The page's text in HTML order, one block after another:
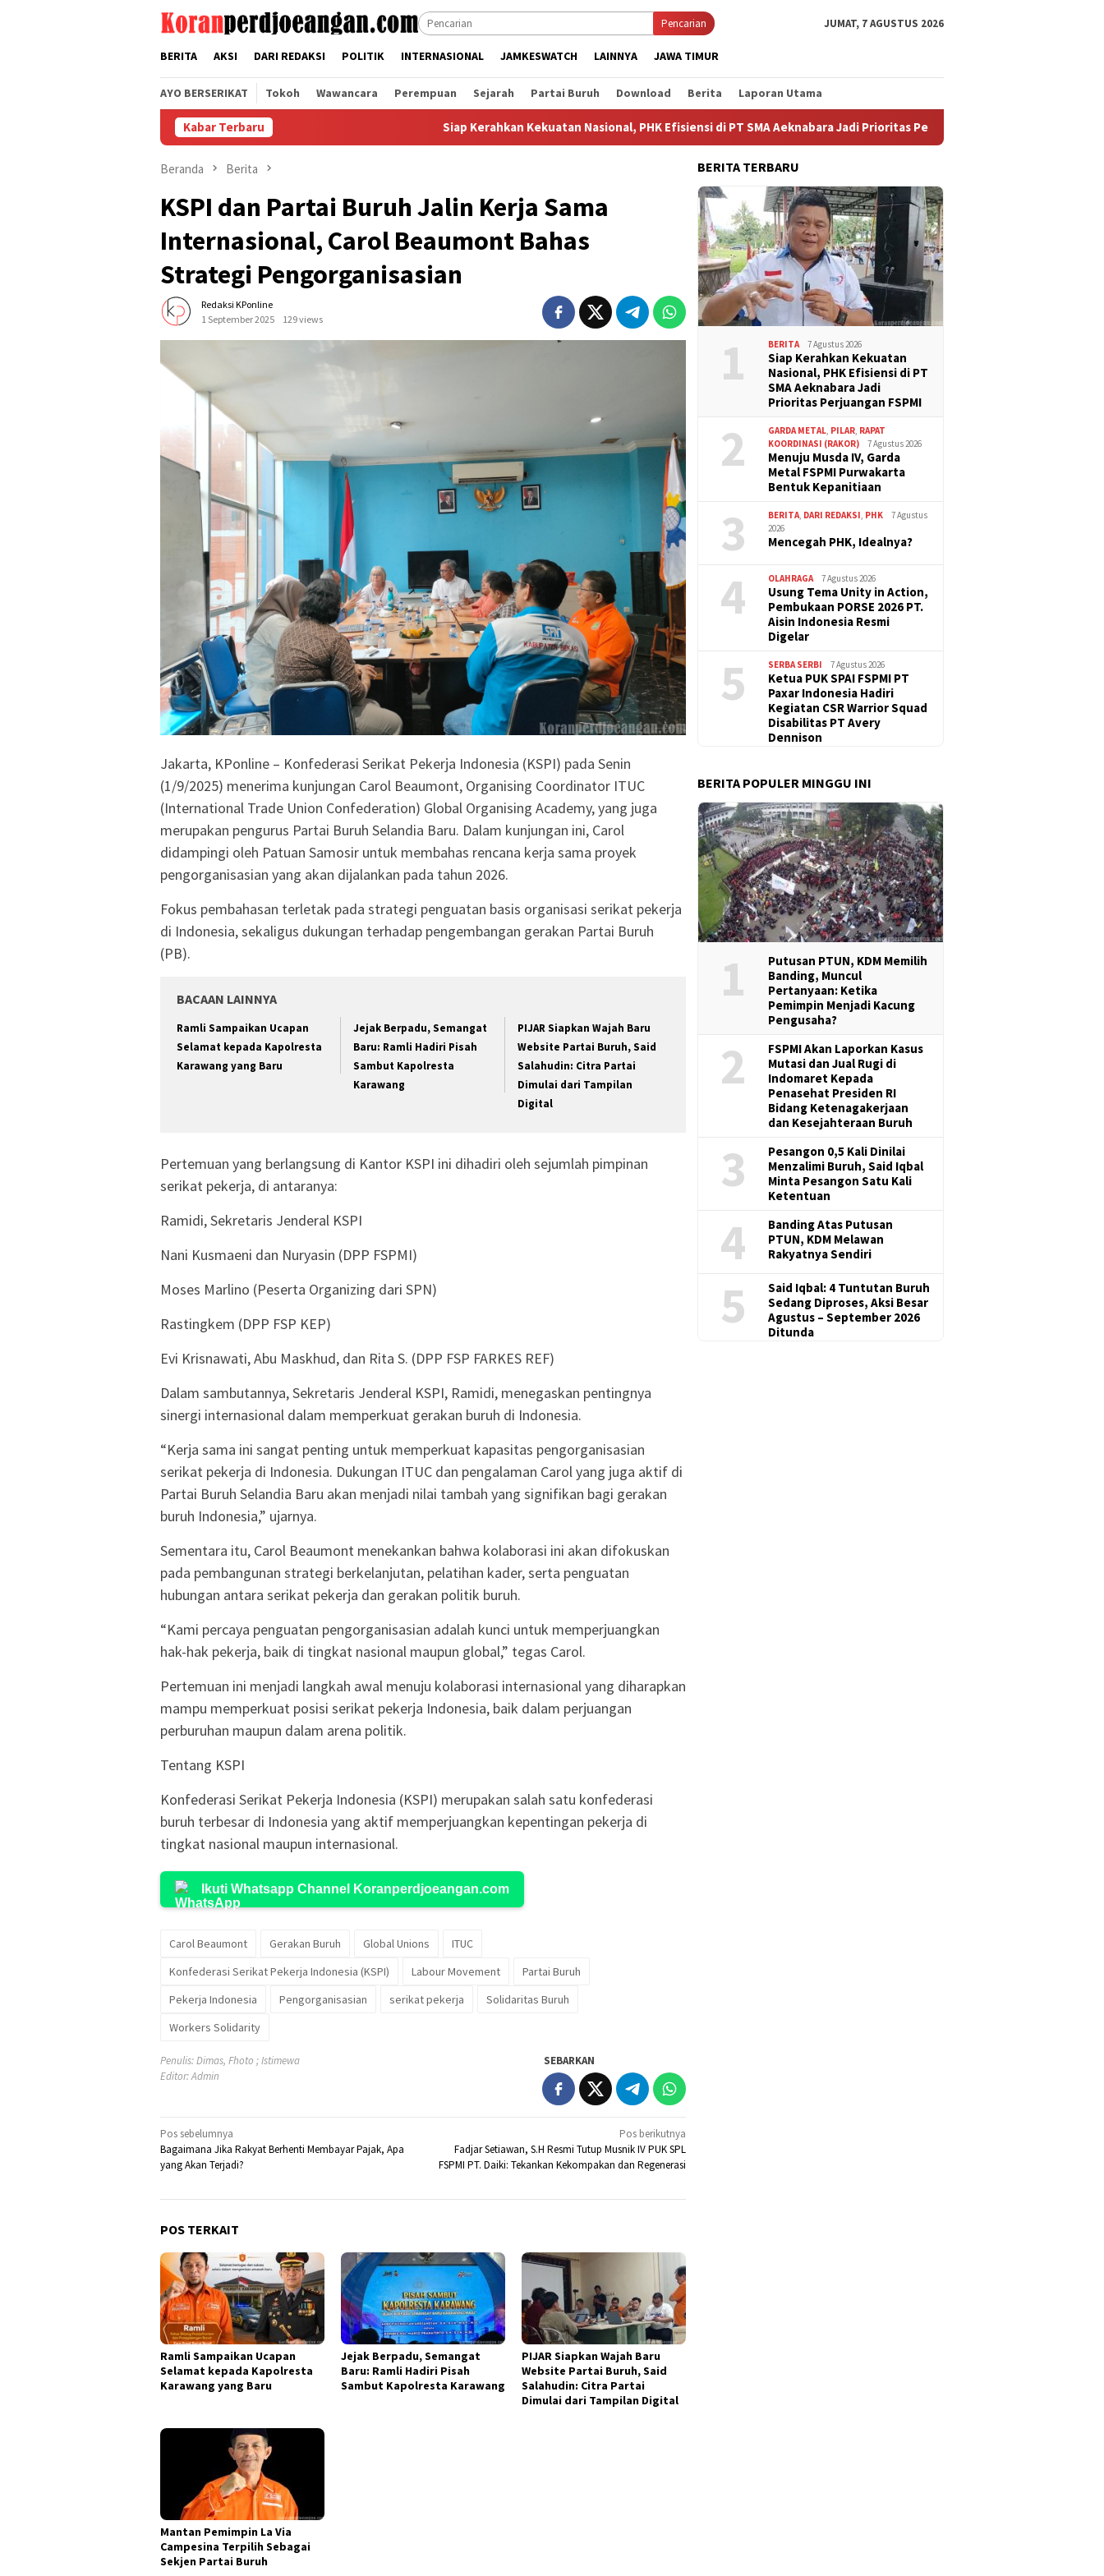
Pencarian JUMAT, 7 AGUSTUS 2026
BERITA AKSI DARI REDAKSI POLITIK INTERNASIONAL JAMKESWATCH LAINNYA JAWA TIMUR
AYO BERSERIKAT Tokoh Wawancara Perempuan Sejarah Partai Buruh Download Berita Laporan Utama
Kabar Terbaru Siap Kerahkan Kekuatan Nasional, PHK Efisiensi di PT SMA Aeknabara Jadi Prioritas Perjuangan FSPMI
Beranda Berita
KSPI dan Partai Buruh Jalin Kerja Sama
Internasional, Carol Beaumont Bahas
Strategi Pengorganisasian
Redaksi KPonline
1 September 2025
129 views
Jakarta, KPonline – Konfederasi Serikat Pekerja Indonesia (KSPI) pada Senin
(1/9/2025) menerima kunjungan Carol Beaumont, Organising Coordinator ITUC
(International Trade Union Confederation) Global Organising Academy, yang juga
merupakan pengurus Partai Buruh Selandia Baru. Dalam kunjungan ini, Carol
didampingi oleh Patuan Samosir untuk membahas rencana kerja sama proyek
pengorganisasian yang akan dijalankan pada tahun 2026.
Fokus pembahasan terletak pada strategi penguatan basis organisasi serikat pekerja
di Indonesia, sekaligus dukungan terhadap pengembangan gerakan Partai Buruh
(PB).
BACAAN LAINNYA
Ramli Sampaikan Ucapan
Selamat kepada Kapolresta
Karawang yang Baru
Jejak Berpadu, Semangat
Baru: Ramli Hadiri Pisah
Sambut Kapolresta
Karawang
PIJAR Siapkan Wajah Baru
Website Partai Buruh, Said
Salahudin: Citra Partai
Dimulai dari Tampilan
Digital
Pertemuan yang berlangsung di Kantor KSPI ini dihadiri oleh sejumlah pimpinan
serikat pekerja, di antaranya:
Ramidi, Sekretaris Jenderal KSPI
Nani Kusmaeni dan Nuryasin (DPP FSPMI)
Moses Marlino (Peserta Organizing dari SPN)
Rastingkem (DPP FSP KEP)
Evi Krisnawati, Abu Maskhud, dan Rita S. (DPP FSP FARKES REF)
Dalam sambutannya, Sekretaris Jenderal KSPI, Ramidi, menegaskan pentingnya
sinergi internasional dalam memperkuat gerakan buruh di Indonesia.
“Kerja sama ini sangat penting untuk memperkuat kapasitas pengorganisasian
serikat pekerja di Indonesia. Dukungan ITUC dan pengalaman Carol yang juga aktif di
Partai Buruh Selandia Baru akan menjadi nilai tambah yang signifikan bagi gerakan
buruh Indonesia,” ujarnya.
Sementara itu, Carol Beaumont menekankan bahwa kolaborasi ini akan difokuskan
pada pembangunan strategi berkelanjutan, pelatihan kader, serta penguatan
hubungan antara serikat pekerja dan gerakan politik buruh.
“Kami percaya penguatan pengorganisasian adalah kunci untuk memperjuangkan
hak-hak pekerja, baik di tingkat nasional maupun global,” tegas Carol.
Pertemuan ini menjadi langkah awal menuju kolaborasi internasional yang diharapkan
mampu memperkuat posisi serikat pekerja Indonesia, baik dalam perjuangan
perburuhan maupun dalam arena politik.
Tentang KSPI
Konfederasi Serikat Pekerja Indonesia (KSPI) merupakan salah satu konfederasi
buruh terbesar di Indonesia yang aktif memperjuangkan kepentingan pekerja di
tingkat nasional maupun internasional.
Ikuti Whatsapp Channel Koranperdjoeangan.com
Carol Beaumont Gerakan Buruh Global Unions
ITUC
Konfederasi Serikat Pekerja Indonesia (KSPI)
Labour Movement
Partai Buruh
Pekerja Indonesia
Pengorganisasian serikat pekerja
Solidaritas Buruh
Workers Solidarity
Penulis: Dimas, Fhoto ; Istimewa
Editor: Admin
SEBARKAN
Navigasi
pos
Pos sebelumnya
Bagaimana Jika Rakyat Berhenti Membayar Pajak, Apa
yang Akan Terjadi?
Pos berikutnya
Fadjar Setiawan, S.H Resmi Tutup Musnik IV PUK SPL
FSPMI PT. Daiki: Tekankan Kekompakan dan Regenerasi
POS TERKAIT
Ramli Sampaikan Ucapan
Selamat kepada Kapolresta
Karawang yang Baru
Jejak Berpadu, Semangat
Baru: Ramli Hadiri Pisah
Sambut Kapolresta Karawang
PIJAR Siapkan Wajah Baru
Website Partai Buruh, Said
Salahudin: Citra Partai
Dimulai dari Tampilan Digital
Mantan Pemimpin La Via
Campesina Terpilih Sebagai
Sekjen Partai Buruh
BERITA TERBARU
1 BERITA 7 Agustus 2026
Siap Kerahkan Kekuatan
Nasional, PHK Efisiensi di PT
SMA Aeknabara Jadi
Prioritas Perjuangan FSPMI
2 GARDA METAL PILAR RAPAT
KOORDINASI (RAKOR)
7 Agustus 2026
Menuju Musda IV, Garda
Metal FSPMI Purwakarta
Bentuk Kepanitiaan
3 BERITA DARI REDAKSI PHK
7 Agustus
2026
Mencegah PHK, Idealnya?
4 OLAHRAGA 7 Agustus 2026
Usung Tema Unity in Action,
Pembukaan PORSE 2026 PT.
Aisin Indonesia Resmi
Digelar
5 SERBA SERBI 7 Agustus 2026
Ketua PUK SPAI FSPMI PT
Paxar Indonesia Hadiri
Kegiatan CSR Warrior Squad
Disabilitas PT Avery
Dennison
BERITA POPULER MINGGU INI
1
Putusan PTUN, KDM Memilih
Banding, Muncul
Pertanyaan: Ketika
Pemimpin Menjadi Kacung
Pengusaha?
2
FSPMI Akan Laporkan Kasus
Mutasi dan Jual Rugi di
Indomaret Kepada
Penasehat Presiden RI
Bidang Ketenagakerjaan
dan Kesejahteraan Buruh
3
Pesangon 0,5 Kali Dinilai
Menzalimi Buruh, Said Iqbal
Minta Pesangon Satu Kali
Ketentuan
4
Banding Atas Putusan
PTUN, KDM Melawan
Rakyatnya Sendiri
5
Said Iqbal: 4 Tuntutan Buruh
Sedang Diproses, Aksi Besar
Agustus – September 2026
Ditunda